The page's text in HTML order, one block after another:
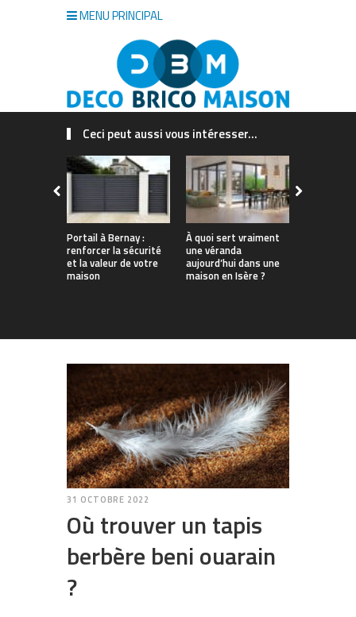
MENU PRINCIPAL
Ceci peut aussi vous intéresser...
Portail à Bernay :
renforcer la sécurité
et la valeur de votre
maison
À quoi sert vraiment
une véranda
aujourd’hui dans une
maison en Isère ?
31 OCTOBRE 2022
Où trouver un tapis
berbère beni ouarain
?